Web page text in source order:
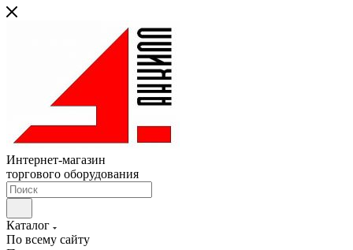
Интернет-магазин
торгового оборудования
Каталог
По всему сайту